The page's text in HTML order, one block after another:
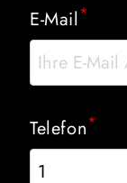
E-Mail*
Telefon*